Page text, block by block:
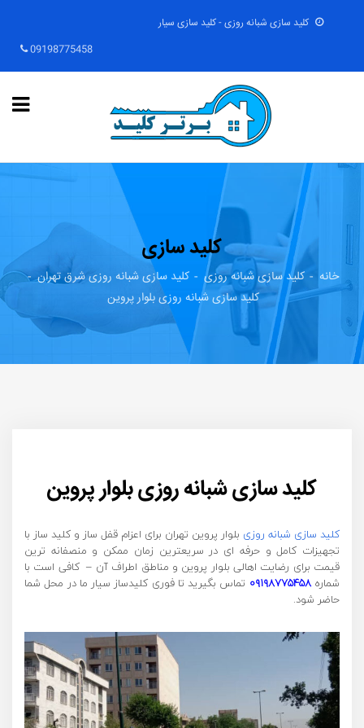
کلید سازی شبانه روزی - کلید سازی سیار
09198775458
کلید سازی
خانه کلید سازی شبانه روزی
کلید سازی شبانه روزی شرق تهران
کلید سازی شبانه روزی بلوار پروین
کلید سازی شبانه روزی بلوار پروین
کلید سازی شبانه روزی بلوار پروین تهران برای اعزام قفل ساز و کلید ساز با
تجهیزات کامل و حرفه ای در سریعترین زمان ممکن و منصفانه ترین
قیمت برای رضایت اهالی بلوار پروین و مناطق اطراف آن – کافی است با
شماره۰۹۱۹۸۷۷۵۴۵۸ تماس بگیرید تا فوری کلیدساز سیار ما در محل شما
حاضر شود.